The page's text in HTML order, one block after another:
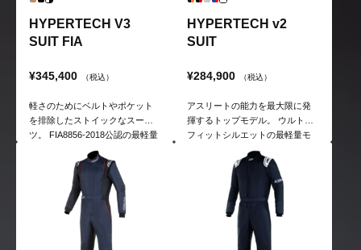
HYPERTECH V3
SUIT FIA
¥345,400 （税込）
軽さのためにベルトやポケット
を排除したストイックなスー
ツ。 FIA8856-2018公認の最軽量
HYPERTECH v2
SUIT
¥284,900 （税込）
アスリートの能力を最大限に発
揮するトップモデル。 ウルトラ
フィットシルエットの最軽量モ
デル。軽さのためにベルトやポ
ケットを排除したストイックな